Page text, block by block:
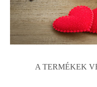
A TERMÉKEK